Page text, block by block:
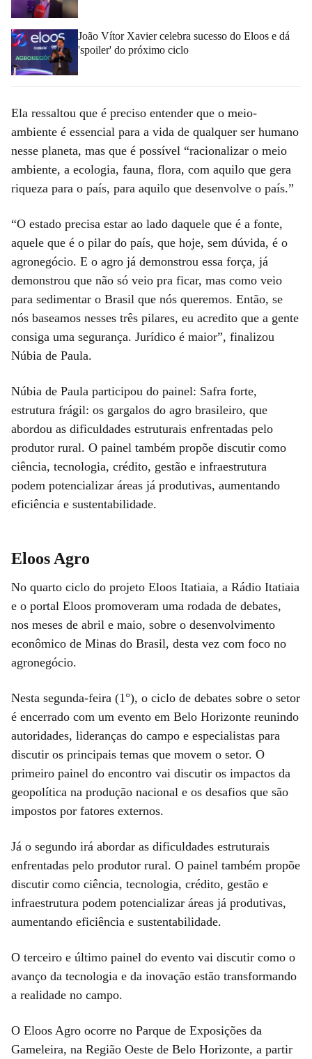
João Vítor Xavier celebra sucesso do Eloos e dá
'spoiler' do próximo ciclo
Ela ressaltou que é preciso entender que o meio-
ambiente é essencial para a vida de qualquer ser humano
nesse planeta, mas que é possível “racionalizar o meio
ambiente, a ecologia, fauna, flora, com aquilo que gera
riqueza para o país, para aquilo que desenvolve o país.”
“O estado precisa estar ao lado daquele que é a fonte,
aquele que é o pilar do país, que hoje, sem dúvida, é o
agronegócio. E o agro já demonstrou essa força, já
demonstrou que não só veio pra ficar, mas como veio
para sedimentar o Brasil que nós queremos. Então, se
nós baseamos nesses três pilares, eu acredito que a gente
consiga uma segurança. Jurídico é maior”, finalizou
Núbia de Paula.
Núbia de Paula participou do painel: Safra forte,
estrutura frágil: os gargalos do agro brasileiro, que
abordou as dificuldades estruturais enfrentadas pelo
produtor rural. O painel também propõe discutir como
ciência, tecnologia, crédito, gestão e infraestrutura
podem potencializar áreas já produtivas, aumentando
eficiência e sustentabilidade.
Eloos Agro
No quarto ciclo do projeto Eloos Itatiaia, a Rádio Itatiaia
e o portal Eloos promoveram uma rodada de debates,
nos meses de abril e maio, sobre o desenvolvimento
econômico de Minas do Brasil, desta vez com foco no
agronegócio.
Nesta segunda-feira (1°), o ciclo de debates sobre o setor
é encerrado com um evento em Belo Horizonte reunindo
autoridades, lideranças do campo e especialistas para
discutir os principais temas que movem o setor. O
primeiro painel do encontro vai discutir os impactos da
geopolítica na produção nacional e os desafios que são
impostos por fatores externos.
Já o segundo irá abordar as dificuldades estruturais
enfrentadas pelo produtor rural. O painel também propõe
discutir como ciência, tecnologia, crédito, gestão e
infraestrutura podem potencializar áreas já produtivas,
aumentando eficiência e sustentabilidade.
O terceiro e último painel do evento vai discutir como o
avanço da tecnologia e da inovação estão transformando
a realidade no campo.
O Eloos Agro ocorre no Parque de Exposições da
Gameleira, na Região Oeste de Belo Horizonte, a partir